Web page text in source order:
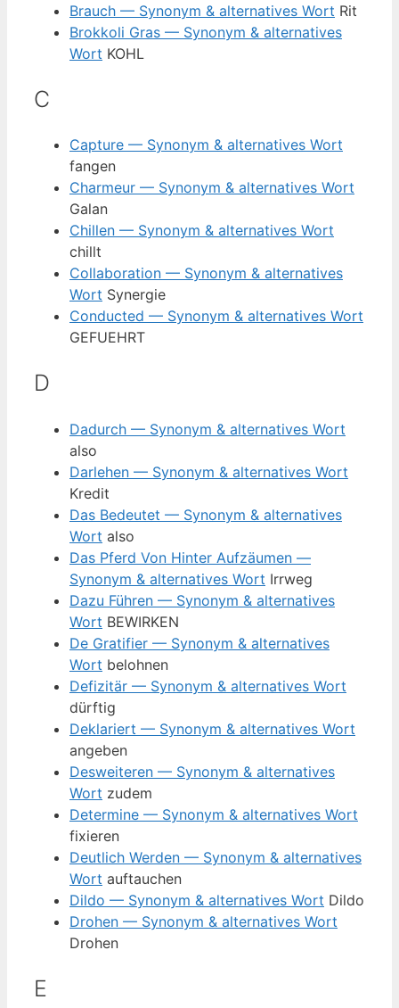
Brauch — Synonym & alternatives Wort Rit
Brokkoli Gras — Synonym & alternatives
Wort KOHL
C
Capture — Synonym & alternatives Wort
fangen
Charmeur — Synonym & alternatives Wort
Galan
Chillen — Synonym & alternatives Wort
chillt
Collaboration — Synonym & alternatives
Wort Synergie
Conducted — Synonym & alternatives Wort
GEFUEHRT
D
Dadurch — Synonym & alternatives Wort
also
Darlehen — Synonym & alternatives Wort
Kredit
Das Bedeutet — Synonym & alternatives
Wort also
Das Pferd Von Hinter Aufzäumen —
Synonym & alternatives Wort Irrweg
Dazu Führen — Synonym & alternatives
Wort BEWIRKEN
De Gratifier — Synonym & alternatives
Wort belohnen
Defizitär — Synonym & alternatives Wort
dürftig
Deklariert — Synonym & alternatives Wort
angeben
Desweiteren — Synonym & alternatives
Wort zudem
Determine — Synonym & alternatives Wort
fixieren
Deutlich Werden — Synonym & alternatives
Wort auftauchen
Dildo — Synonym & alternatives Wort Dildo
Drohen — Synonym & alternatives Wort
Drohen
E